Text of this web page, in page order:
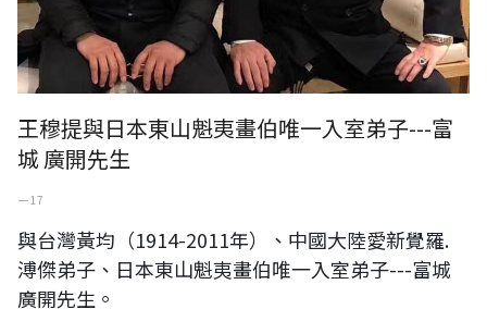
王穆提與日本東山魁夷畫伯唯一入室弟子---富
城 廣開先生
一 17
與台灣黃均（1914-2011年）、中國大陸愛新覺羅.
溥傑弟子、日本東山魁夷畫伯唯一入室弟子---富城
廣開先生。